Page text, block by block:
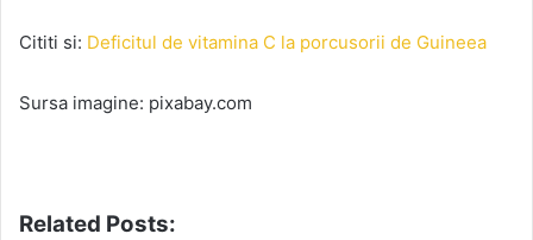
Cititi si: Deficitul de vitamina C la porcusorii de Guineea
Sursa imagine: pixabay.com
Related Posts: